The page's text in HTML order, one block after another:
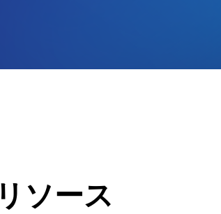
リソース